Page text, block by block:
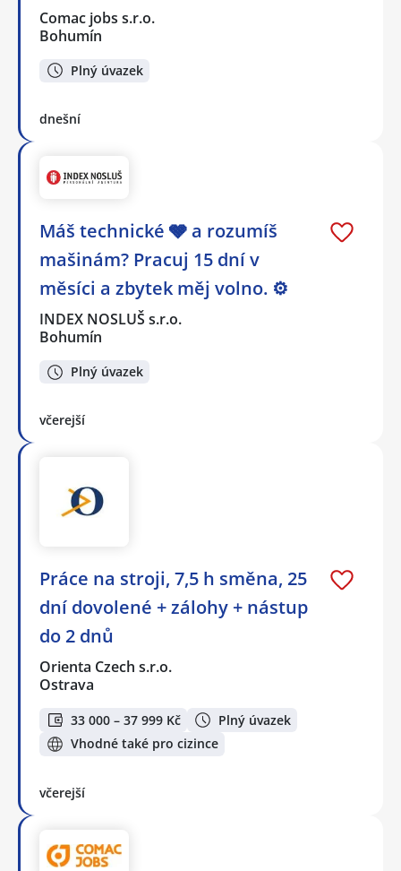
Comac jobs s.r.o.
Bohumín
Plný úvazek
dnešní
Máš technické 🩶 a rozumíš
mašinám? Pracuj 15 dní v
měsíci a zbytek měj volno. ⚙
INDEX NOSLUŠ s.r.o.
Bohumín
Plný úvazek
včerejší
Práce na stroji, 7,5 h směna, 25
dní dovolené + zálohy + nástup
do 2 dnů
Orienta Czech s.r.o.
Ostrava
33 000 – 37 999 Kč
Plný úvazek
Vhodné také pro cizince
včerejší